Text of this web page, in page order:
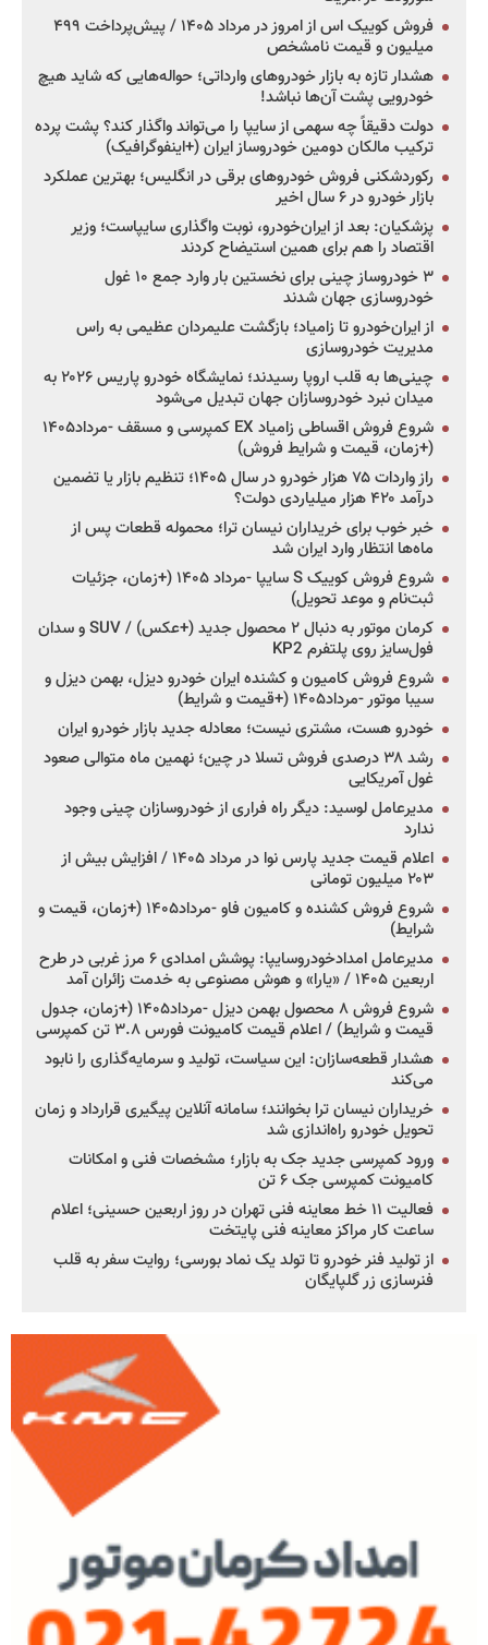
فروش کوییک اس از امروز در مرداد ۱۴۰۵ / پیش‌پرداخت ۴۹۹
میلیون و قیمت نامشخص
هشدار تازه به بازار خودروهای وارداتی؛ حواله‌هایی که شاید هیچ
خودرویی پشت آن‌ها نباشد!
دولت دقیقاً چه سهمی از سایپا را می‌تواند واگذار کند؟ پشت پرده
ترکیب مالکان دومین خودروساز ایران (+اینفوگرافیک)
رکوردشکنی فروش خودروهای برقی در انگلیس؛ بهترین عملکرد
بازار خودرو در ۶ سال اخیر
پزشکیان: بعد از ایران‌خودرو، نوبت واگذاری سایپاست؛ وزیر
اقتصاد را هم برای همین استیضاح کردند
۳ خودروساز چینی برای نخستین بار وارد جمع ۱۰ غول
خودروسازی جهان شدند
از ایران‌خودرو تا زامیاد؛ بازگشت علیمردان عظیمی به راس
مدیریت خودروسازی
چینی‌ها به قلب اروپا رسیدند؛ نمایشگاه خودرو پاریس ۲۰۲۶ به
میدان نبرد خودروسازان جهان تبدیل می‌شود
شروع فروش اقساطی زامیاد EX کمپرسی و مسقف -مرداد۱۴۰۵
(+زمان، قیمت و شرایط فروش)
راز واردات ۷۵ هزار خودرو در سال ۱۴۰۵؛ تنظیم بازار یا تضمین
درآمد ۴۲۰ هزار میلیاردی دولت؟
خبر خوب برای خریداران نیسان ترا؛ محموله قطعات پس از
ماه‌ها انتظار وارد ایران شد
شروع فروش کوییک S سایپا -مرداد ۱۴۰۵ (+زمان، جزئیات
ثبت‌نام و موعد تحویل)
کرمان موتور به دنبال ۲ محصول جدید (+عکس) / SUV و سدان
فول‌سایز روی پلتفرم KP2
شروع فروش کامیون و کشنده ایران خودرو دیزل، بهمن دیزل و
سیبا موتور -مرداد۱۴۰۵ (+قیمت و شرایط)
خودرو هست، مشتری نیست؛ معادله جدید بازار خودرو ایران
رشد ۳۸ درصدی فروش تسلا در چین؛ نهمین ماه متوالی صعود
غول آمریکایی
مدیرعامل لوسید: دیگر راه فراری از خودروسازان چینی وجود
ندارد
اعلام قیمت جدید پارس نوا در مرداد ۱۴۰۵ / افزایش بیش از
۲۰۳ میلیون تومانی
شروع فروش کشنده و کامیون فاو -مرداد۱۴۰۵ (+زمان، قیمت و
شرایط)
مدیرعامل امدادخودروسایپا: پوشش امدادی ۶ مرز غربی در طرح
اربعین ۱۴۰۵ / «یارا» و هوش مصنوعی به خدمت زائران آمد
شروع فروش ۸ محصول بهمن دیزل -مرداد۱۴۰۵ (+زمان، جدول
قیمت و شرایط) / اعلام قیمت کامیونت فورس ۳.۸ تن کمپرسی
هشدار قطعه‌سازان: این سیاست، تولید و سرمایه‌گذاری را نابود
می‌کند
خریداران نیسان ترا بخوانند؛ سامانه آنلاین پیگیری قرارداد و زمان
تحویل خودرو راه‌اندازی شد
ورود کمپرسی جدید جک به بازار؛ مشخصات فنی و امکانات
کامیونت کمپرسی جک ۶ تن
فعالیت ۱۱ خط معاینه فنی تهران در روز اربعین حسینی؛ اعلام
ساعت کار مراکز معاینه فنی پایتخت
از تولید فنر خودرو تا تولد یک نماد بورسی؛ روایت سفر به قلب
فنرسازی زر گلپایگان